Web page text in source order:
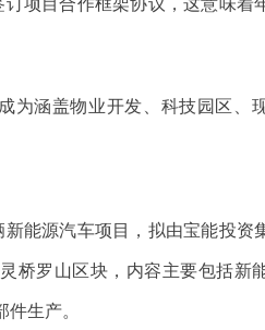
项目合作框架协议，这意味着
为涵盖物业开发、科技园区、
能源汽车项目，拟由宝能投资
桥罗山区块，内容主要包括新
生产。